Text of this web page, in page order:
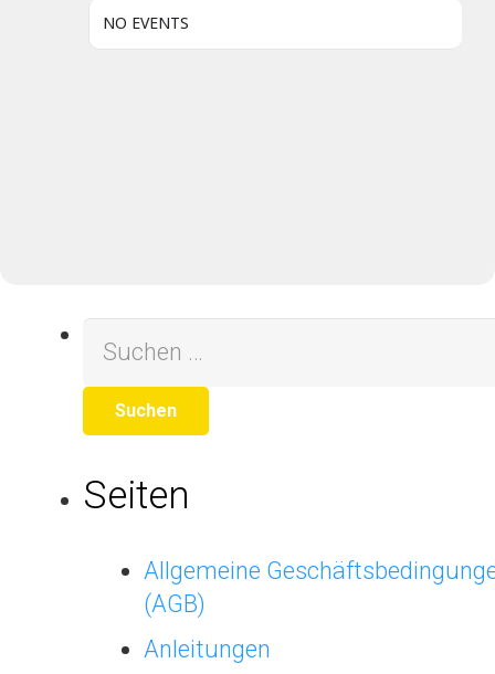
NO EVENTS
nach:
Seiten
Allgemeine
(AGB)
Anleitungen